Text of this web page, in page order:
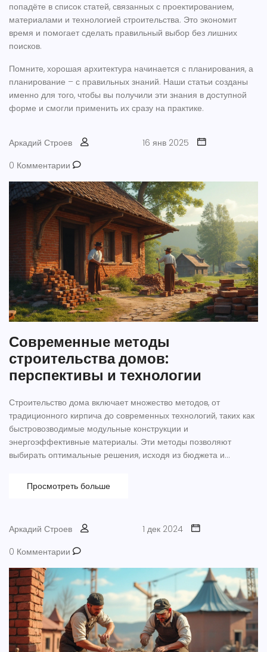
попадёте в список статей, связанных с проектированием,
материалами и технологией строительства. Это экономит
время и помогает сделать правильный выбор без лишних
поисков.
Помните, хорошая архитектура начинается с планирования, а
планирование – с правильных знаний. Наши статьи созданы
именно для того, чтобы вы получили эти знания в доступной
форме и смогли применить их сразу на практике.
Аркадий Строев
16 янв 2025
0 Комментарии
Современные методы
строительства домов:
перспективы и технологии
Строительство дома включает множество методов, от
традиционного кирпича до современных технологий, таких как
быстровозводимые модульные конструкции и
энергоэффективные материалы. Эти методы позволяют
выбирать оптимальные решения, исходя из бюджета и
инновационные бамбуковые конструкции, выбор подходящего
подхода оказывает значительное влияние на долговечность и
Просмотреть больше
Аркадий Строев
1 дек 2024
0 Комментарии